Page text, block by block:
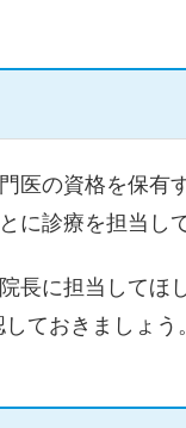
医の資格を保有
に診療を担当し
長に担当してほ
ておきましょう。